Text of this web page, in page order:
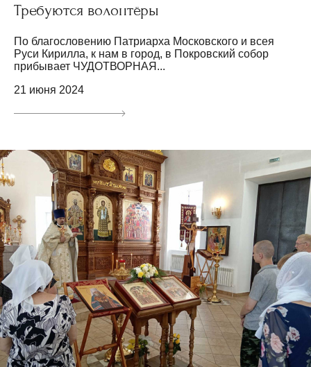
Требуются волонтёры
По благословению Патриарха Московского и всея
Руси Кирилла, к нам в город, в Покровский собор
прибывает ЧУДОТВОРНАЯ...
21 июня 2024